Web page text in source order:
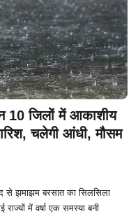
10 जिलों में आकाशीय
चलेगी आंधी, मौसम
झमाझम बरसात का सिलसिला
में वर्षा एक समस्या बनी